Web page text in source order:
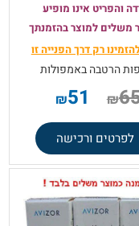
והפריט אינו מופיע
משלים למוצר בהזמנתך
רק דרך הפנייה זו
הרטבה באמפולות
₪
₪51
לפרטים ורכישה